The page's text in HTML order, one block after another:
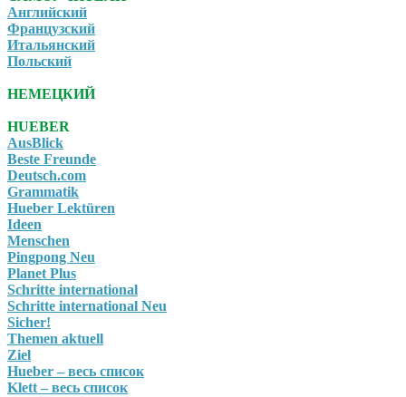
Английский
Французский
Итальянский
Польский
НЕМЕЦКИЙ
HUEBER
AusBlick
Beste Freunde
Deutsch.com
Grammatik
Hueber Lektüren
Ideen
Menschen
Pingpong Neu
Planet Plus
Schritte international
Schritte international Neu
Sicher!
Themen aktuell
Ziel
Hueber – весь список
Klett – весь список